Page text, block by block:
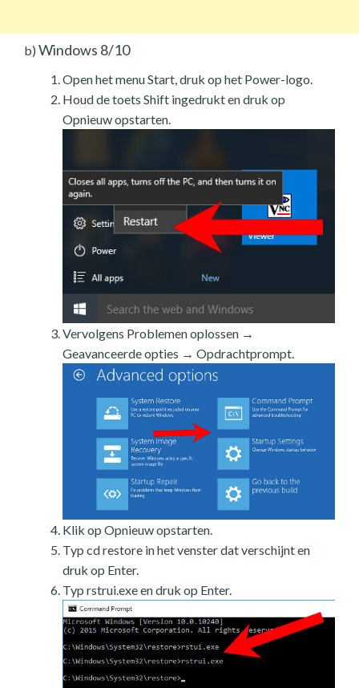
b) Windows 8/10
Open het menu Start, druk op het Power-logo.
Houd de toets Shift ingedrukt en druk op
Opnieuw opstarten.
Vervolgens Problemen oplossen →
Geavanceerde opties → Opdrachtprompt.
Klik op Opnieuw opstarten.
Typ cd restore in het venster dat verschijnt en
druk op Enter.
Typ rstrui.exe en druk op Enter.